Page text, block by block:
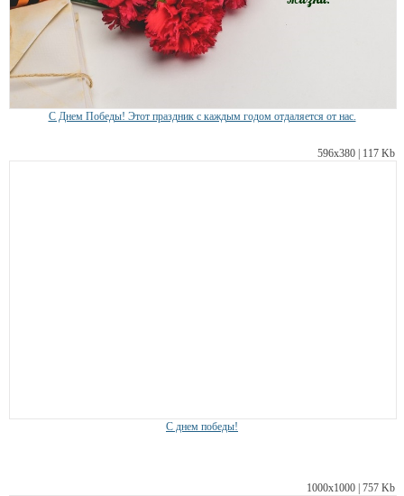
С Днем Победы! Этот праздник с каждым годом отдаляется от нас.
596х380 | 117 Kb
С днем победы!
1000х1000 | 757 Kb